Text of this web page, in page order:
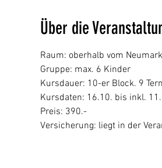
Über die
Raum: oberhalb vom
Gruppe: max. 6 Kinder
Kursdauer: 10-er Block. 9
Kursdaten: 16.10. bis inkl.
Preis: 390.-
Versicherung: liegt in der